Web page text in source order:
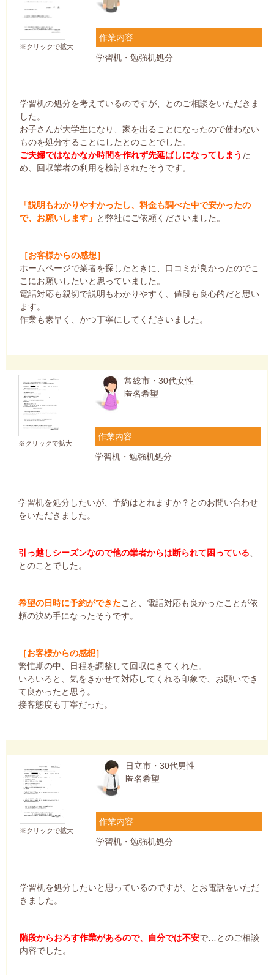
※クリックで拡大
作業内容
学習机・勉強机処分
学習机の処分を考えているのですが、とのご相談をいただきま
した。
お子さんが大学生になり、家を出ることになったので使わない
ものを処分することにしたとのことでした。
ご夫婦ではなかなか時間を作れず先延ばしになってしまう た
め、回収業者の利用を検討されたそうです。
「説明もわかりやすかったし、料金も調べた中で安かったの
で、お願いします」 と弊社にご依頼くださいました。
［お客様からの感想］
ホームページで業者を探したときに、口コミが良かったのでこ
こにお願いしたいと思っていました。
電話対応も親切で説明もわかりやすく、値段も良心的だと思い
ます。
作業も素早く、かつ丁寧にしてくださいました。
※クリックで拡大
常総市・30代女性
匿名希望
作業内容
学習机・勉強机処分
学習机を処分したいが、予約はとれますか？とのお問い合わせ
をいただきました。
引っ越しシーズンなので他の業者からは断られて困っている
とのことでした。
希望の日時に予約ができたこと、電話対応も良かったことが依
頼の決め手になったそうです。
［お客様からの感想］
繁忙期の中、日程を調整して回収にきてくれた。
いろいろと、気をきかせて対応してくれる印象で、お願いでき
て良かったと思う。
接客態度も丁寧だった。
※クリックで拡大
日立市・30代男性
匿名希望
作業内容
学習机・勉強机処分
学習机を処分したいと思っているのですが、とお電話をいただ
きました。
階段からおろす作業があるので、自分では不安で…とのご相談
内容でした。